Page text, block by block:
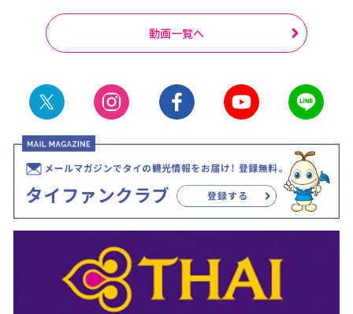
動画一覧へ